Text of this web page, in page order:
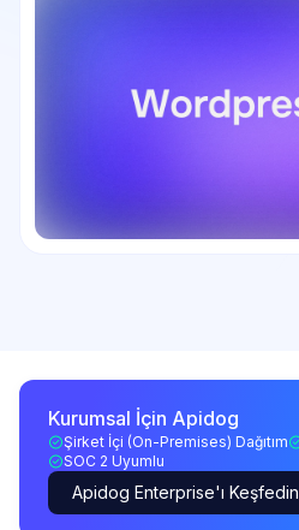
Kurumsal İçin Apidog
Şirket İçi (On-Premises) Dağıtım
SOC 2 Uyumlu
Apidog Enterprise'ı Keşfedin